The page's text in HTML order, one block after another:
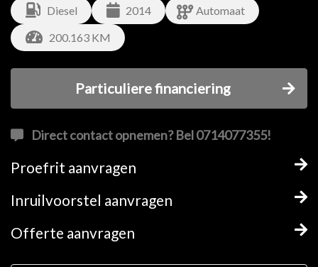
Diesel 2014
Automaat
200.163 KM
Particuliere financiering
Direct contact opnemen? Bel 0714077355!
Proefrit aanvragen
Inruilvoorstel aanvragen
Offerte aanvragen